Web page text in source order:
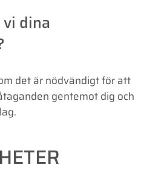
dina
det är nödvändigt för att
gentemot dig och